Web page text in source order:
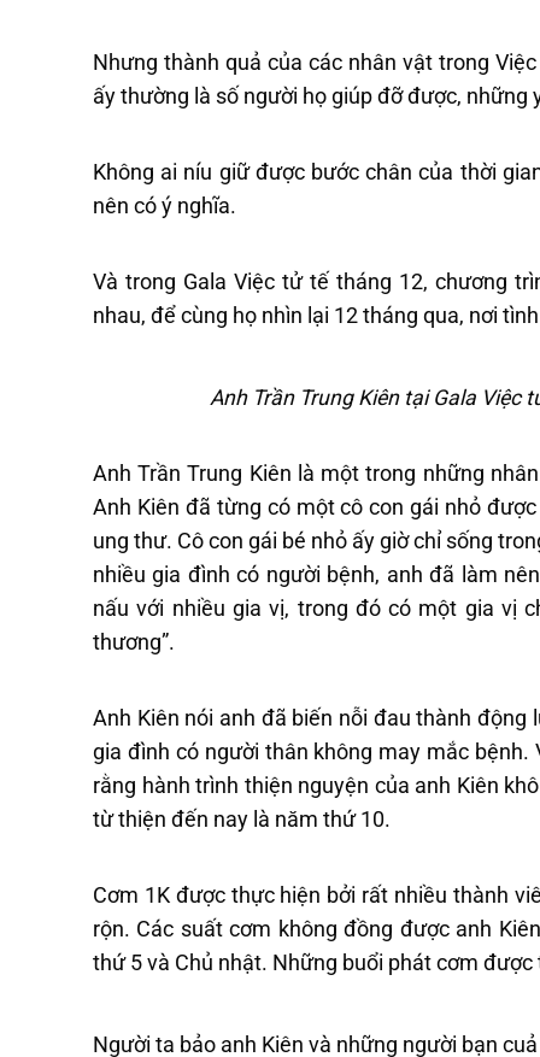
Nhưng thành quả của các nhân vật trong
ấy thường là số người họ giúp đỡ được,
Không ai níu giữ được bước chân của thời
nên có ý nghĩa.
Và trong Gala Việc tử tế tháng 12, chương
nhau, để cùng họ nhìn lại 12 tháng qua, nơi
Anh Trần Trung Kiên tại Gala
Anh Trần Trung Kiên là một trong những
Anh Kiên đã từng có một cô con gái nhỏ
ung thư. Cô con gái bé nhỏ ấy giờ chỉ sống
nhiều gia đình có người bệnh, anh đã làm
nấu với nhiều gia vị, trong đó có một gia vị
thương”.
Anh Kiên nói anh đã biến nỗi đau thành
gia đình có người thân không may mắc
rằng hành trình thiện nguyện của anh Kiên
từ thiện đến nay là năm thứ 10.
Cơm 1K được thực hiện bởi rất nhiều thành
rộn. Các suất cơm không đồng được anh
thứ 5 và Chủ nhật. Những buổi phát cơm
Người ta bảo anh Kiên và những người bạn